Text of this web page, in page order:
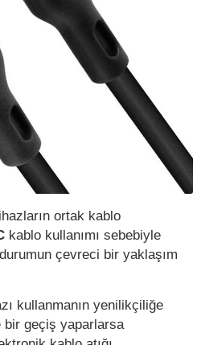
ortak kablo
kablo kullanımı sebebiyle
çevreci bir yaklaşım
kullanmanın yenilikçiliğe
geçiş yaparlarsa